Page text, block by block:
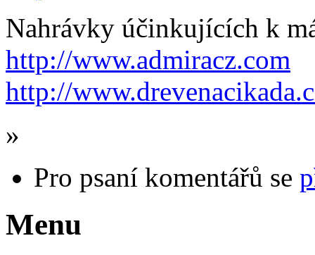
Nahrávky účinkujících k
http://www.admiracz.com
http://
»
Pro psaní komentářů se
Menu